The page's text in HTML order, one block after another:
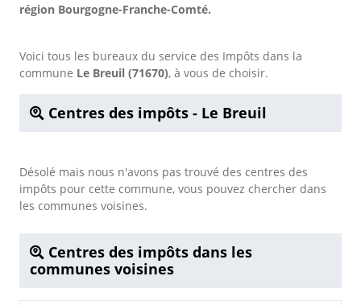
région Bourgogne-Franche-Comté.
Voici tous les bureaux du service des Impôts dans la
commune Le Breuil (71670), à vous de choisir.
Centres des impôts - Le Breuil
Désolé mais nous n'avons pas trouvé des centres des
impôts pour cette commune, vous pouvez chercher dans
les communes voisines.
Centres des impôts dans les
communes voisines